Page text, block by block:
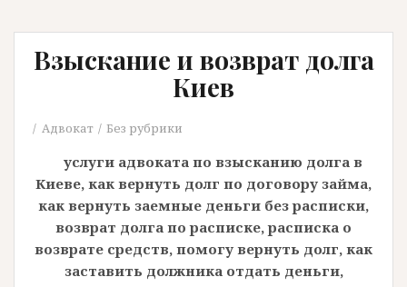
Взыскание и возврат долга
Киев
Адвокат Без рубрики
услуги адвоката по взысканию долга в
Киеве, как вернуть долг по договору займа,
как вернуть заемные деньги без расписки,
возврат долга по расписке, расписка о
возврате средств, помогу вернуть долг, как
заставить должника отдать деньги,